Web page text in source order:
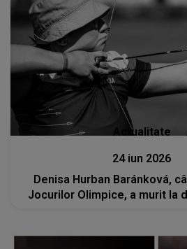
Actualitate
24 iun 2026
Denisa Hurban Baránková,
Jocurilor Olimpice, a murit la